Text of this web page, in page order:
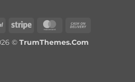
PayPal Stripe MasterCard
Delivery
© TrumThemes.Com